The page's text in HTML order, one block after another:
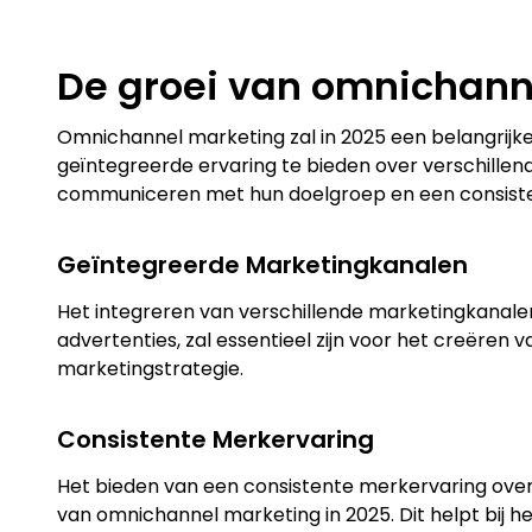
De groei van
Omnichannel marketing zal in 2025 een
geïntegreerde ervaring te bieden over
communiceren met hun doelgroep en een
Geïntegreerde Marketingkanalen
Het integreren van verschillende
advertenties, zal essentieel zijn voor het creëren
marketingstrategie.
Consistente Merkervaring
Het bieden van een consistente merkervaring
van omnichannel marketing in 2025. Dit helpt bij